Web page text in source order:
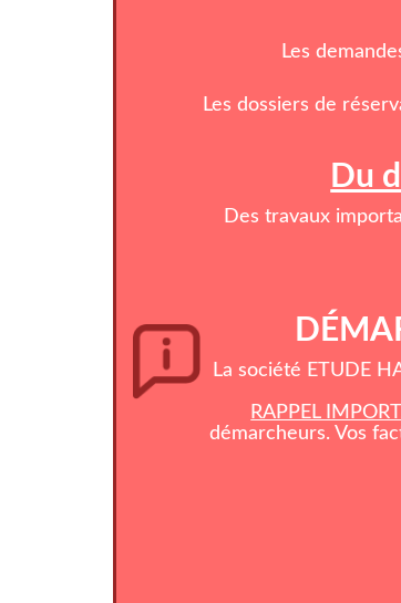
Les
Les dossiers de
Du
Des travaux
La société ETUDE
RAPPEL
démarcheurs. Vos